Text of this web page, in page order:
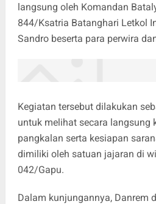
langsung oleh Komandan
844/Ksatria Batanghari Letkol
Sandro beserta para perwira
Kegiatan tersebut dilakukan
untuk melihat secara langsung
pangkalan serta kesiapan
dimiliki oleh satuan jajaran di
042/Gapu.
Dalam kunjungannya, Danrem